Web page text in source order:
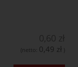
(netto: 0,49 zł )